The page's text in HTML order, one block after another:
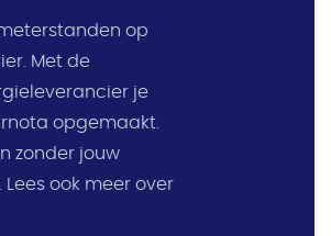
op
Met de
je
opgemaakt.
zonder jouw
ook meer over